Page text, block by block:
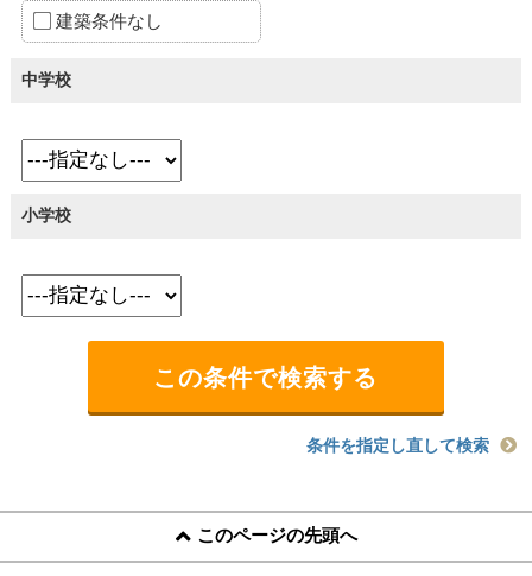
建築条件なし
中学校
小学校
条件を指定し直して検索
このページの先頭へ